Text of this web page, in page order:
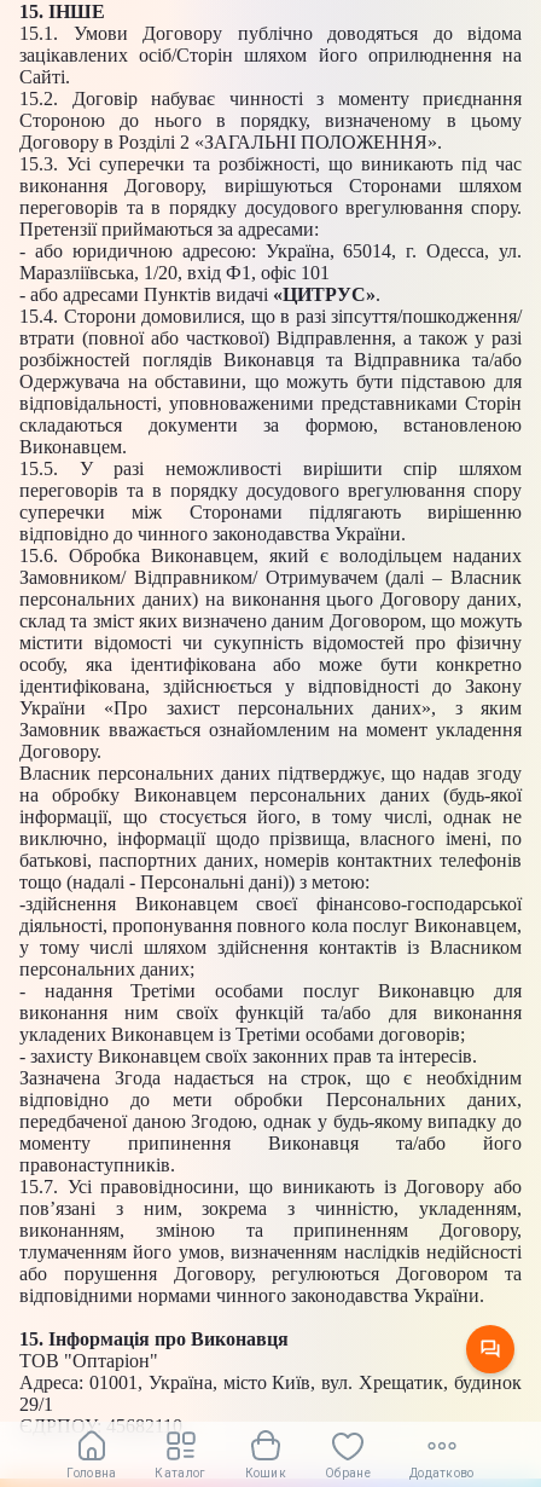
15. ІНШЕ
15.1. Умови Договору публічно доводяться до відома
зацікавлених осіб/Сторін шляхом його оприлюднення на
Сайті.
15.2. Договір набуває чинності з моменту приєднання
Стороною до нього в порядку, визначеному в цьому
Договору в Розділі 2 «ЗАГАЛЬНІ ПОЛОЖЕННЯ».
15.3. Усі суперечки та розбіжності, що виникають під час
виконання Договору, вирішуються Сторонами шляхом
переговорів та в порядку досудового врегулювання спору.
Претензії приймаються за адресами:
- або юридичною адресою: Україна, 65014, г. Одесса, ул.
Маразліївська, 1/20, вхід Ф1, офіс 101
- або адресами Пунктів видачі «ЦИТРУС».
15.4. Сторони домовилися, що в разі зіпсуття/пошкодження/
втрати (повної або часткової) Відправлення, а також у разі
розбіжностей поглядів Виконавця та Відправника та/або
Одержувача на обставини, що можуть бути підставою для
відповідальності, уповноваженими представниками Сторін
складаються документи за формою, встановленою
Виконавцем.
15.5. У разі неможливості вирішити спір шляхом
переговорів та в порядку досудового врегулювання спору
суперечки між Сторонами підлягають вирішенню
відповідно до чинного законодавства України.
15.6. Обробка Виконавцем, який є володільцем наданих
Замовником/ Відправником/ Отримувачем (далі – Власник
персональних даних) на виконання цього Договору даних,
склад та зміст яких визначено даним Договором, що можуть
містити відомості чи сукупність відомостей про фізичну
особу, яка ідентифікована або може бути конкретно
ідентифікована, здійснюється у відповідності до Закону
України «Про захист персональних даних», з яким
Замовник вважається ознайомленим на момент укладення
Договору.
Власник персональних даних підтверджує, що надав згоду
на обробку Виконавцем персональних даних (будь-якої
інформації, що стосується його, в тому числі, однак не
виключно, інформації щодо прізвища, власного імені, по
батькові, паспортних даних, номерів контактних телефонів
тощо (надалі - Персональні дані)) з метою:
-здійснення Виконавцем своєї фінансово-господарської
діяльності, пропонування повного кола послуг Виконавцем,
у тому числі шляхом здійснення контактів із Власником
персональних даних;
- надання Третіми особами послуг Виконавцю для
виконання ним своїх функцій та/або для виконання
укладених Виконавцем із Третіми особами договорів;
- захисту Виконавцем своїх законних прав та інтересів.
Зазначена Згода надається на строк, що є необхідним
відповідно до мети обробки Персональних даних,
передбаченої даною Згодою, однак у будь-якому випадку до
моменту припинення Виконавця та/або його
правонаступників.
15.7. Усі правовідносини, що виникають із Договору або
пов’язані з ним, зокрема з чинністю, укладенням,
виконанням, зміною та припиненням Договору,
тлумаченням його умов, визначенням наслідків недійсності
або порушення Договору, регулюються Договором та
відповідними нормами чинного законодавства України.
15. Інформація про Виконавця
ТОВ "Оптаріон"
Адреса: 01001, Україна, місто Київ, вул. Хрещатик, будинок
29/1
ЄДРПОУ: 45682110
Головна Каталог Кошик Обране Додатково